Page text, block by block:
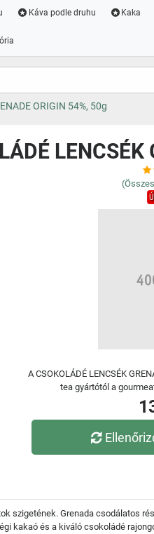
Káva podle druhu Kaka
ORIGIN 54%, 50g
A CSOKOLÁDÉ LENCSÉK
tea gyártótól a
szigetének. Grenada csodálatos
kakaó és a kiváló csokoládé